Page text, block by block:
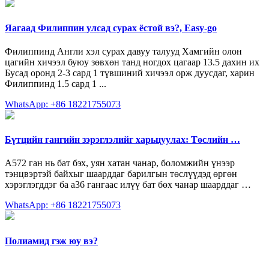
Яагаад Филиппин улсад сурах ёстой вэ?, Easy-go
Филиппинд Англи хэл сурах давуу талууд Хамгийн олон
цагийн хичээл буюу зөвхөн танд ногдох цагаар 13.5 дахин их
Бусад оронд 2-3 сард 1 түвшиний хичээл орж дуусдаг, харин
Филиппинд 1.5 сард 1 ...
WhatsApp: +86 18221755073
Бүтцийн гангийн зэрэглэлийг харьцуулах: Төслийн …
А572 ган нь бат бэх, уян хатан чанар, боломжийн үнээр
тэнцвэртэй байхыг шаарддаг барилгын төслүүдэд өргөн
хэрэглэгддэг ба a36 гангаас илүү бат бөх чанар шаарддаг …
WhatsApp: +86 18221755073
Полиамид гэж юу вэ?